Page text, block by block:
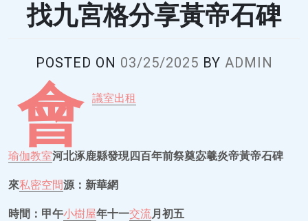
找九宮格分享黃帝石碑
POSTED ON 03/25/2025 BY ADMIN
會 議室出租
瑜伽教室河北涿鹿縣發現四百年前祭奠宓羲炎帝黃帝石碑
來私密空間源：新華網
時間：甲午小樹屋年十一交流月初五